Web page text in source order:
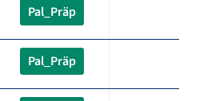
Pal_Präp
Pal_Präp